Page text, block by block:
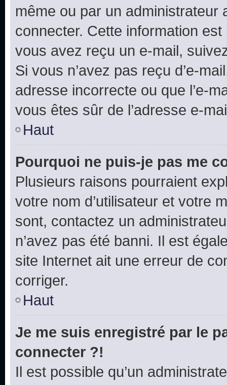
même ou par un
connecter. Cette information
vous avez reçu un e-mail,
Si vous n’avez pas reçu d’e-
adresse incorrecte ou que l’e-
vous êtes sûr de l’adresse e-
Haut
Pourquoi ne puis-je pas me
Plusieurs raisons pourraient
votre nom d’utilisateur et votre
sont, contactez un
n’avez pas été banni. Il est
site Internet ait une erreur de
corriger.
Haut
Je me suis enregistré par le
connecter ?!
Il est possible qu’un